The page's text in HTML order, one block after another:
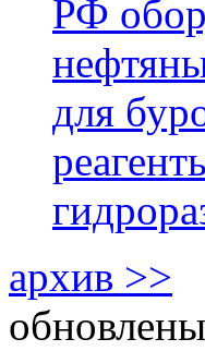
РФ
для
архив >>
обновлены